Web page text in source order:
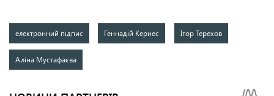
електронний підпис Геннадій Кернес Ігор Терехов
Аліна Мустафаєва